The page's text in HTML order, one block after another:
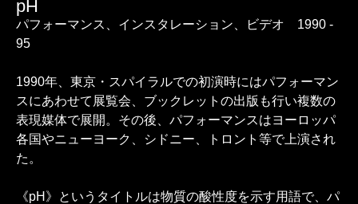
pH
パフォーマンス、インスタレーション、ビデオ 1990 -
95
1990年、東京・スパイラルでの初演時にはパフォーマン
スにあわせて展覧会、ブックレットの出版も行い複数の
表現媒体で展開。その後、パフォーマンスはヨーロッパ
各国やニューヨーク、シドニー、トロント等で上演され
た。
《pH》というタイトルは物質の酸性度を示す用語で、パ